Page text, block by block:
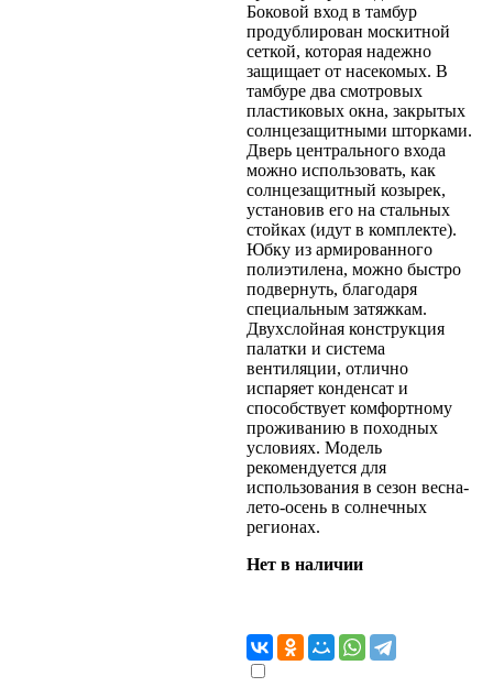
Боковой вход в тамбур
продублирован москитной
сеткой, которая надежно
защищает от насекомых. В
тамбуре два смотровых
пластиковых окна, закрытых
солнцезащитными шторками.
Дверь центрального входа
можно использовать, как
солнцезащитный козырек,
установив его на стальных
стойках (идут в комплекте).
Юбку из армированного
полиэтилена, можно быстро
подвернуть, благодаря
специальным затяжкам.
Двухслойная конструкция
палатки и система
вентиляции, отлично
испаряет конденсат и
способствует комфортному
проживанию в походных
условиях. Модель
рекомендуется для
использования в сезон весна-
лето-осень в солнечных
регионах.
Нет в наличии